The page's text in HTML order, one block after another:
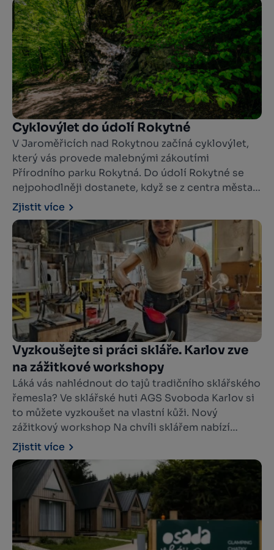
Cyklovýlet do údolí Rokytné
V Jaroměřicích nad Rokytnou začíná cyklovýlet,
který vás provede malebnými zákoutími
Přírodního parku Rokytná. Do údolí Rokytné se
nejpohodlněji dostanete, když se z centra města
vydáte po žluté turistické trase.
Zjistit více
Vyzkoušejte si práci skláře. Karlov zve
na zážitkové workshopy
Láká vás nahlédnout do tajů tradičního sklářského
řemesla? Ve sklářské huti AGS Svoboda Karlov si
to můžete vyzkoušet na vlastní kůži. Nový
zážitkový workshop Na chvíli sklářem nabízí
jedinečnou možnost postavit se ke sklářské peci,
vzít do ruky sklářskou píšťalu a pod vedením
zkušeného mistra vytvořit vlastní skleněný
výrobek.
Zjistit více